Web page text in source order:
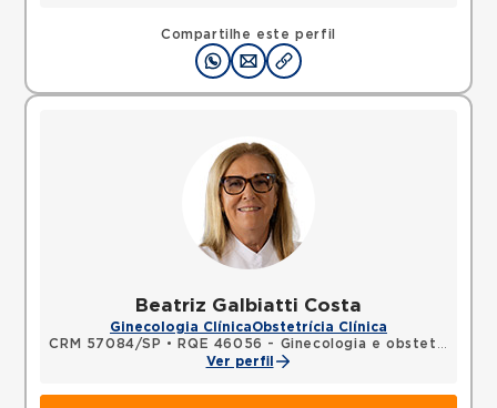
Compartilhe este perfil
Beatriz Galbiatti Costa
Ginecologia ClínicaObstetrícia Clínica
CRM 57084/SP •
RQE 46056 - Ginecologia e obstetrícia
Ver perfil